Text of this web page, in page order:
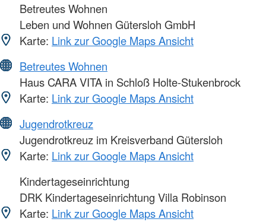
Betreutes Wohnen
Leben und Wohnen Gütersloh GmbH
Karte: Link zur Google Maps Ansicht
Betreutes Wohnen
Haus CARA VITA in Schloß Holte-Stukenbrock
Karte: Link zur Google Maps Ansicht
Jugendrotkreuz
Jugendrotkreuz im Kreisverband Gütersloh
Karte: Link zur Google Maps Ansicht
Kindertageseinrichtung
DRK Kindertageseinrichtung Villa Robinson
Karte: Link zur Google Maps Ansicht